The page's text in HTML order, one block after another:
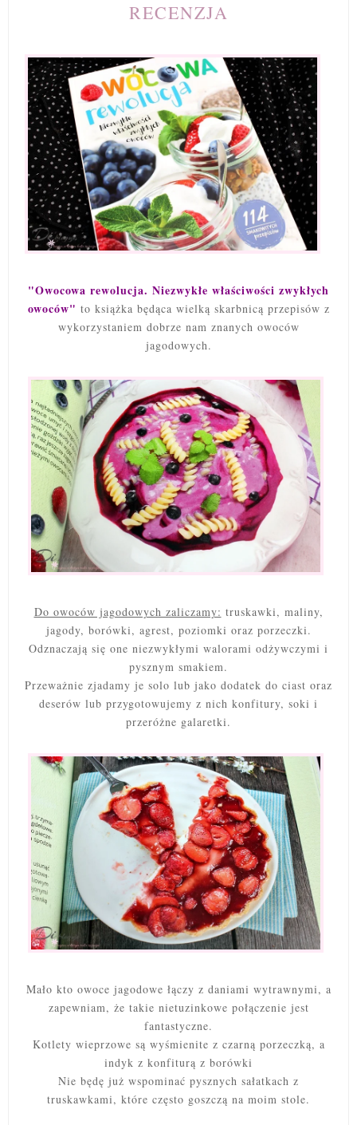
RECENZJA
"Owocowa rewolucja. Niezwykłe właściwości zwykłych
owoców" to książka będąca wielką skarbnicą przepisów z
wykorzystaniem dobrze nam znanych owoców
jagodowych.
Do owoców jagodowych zaliczamy: truskawki, maliny,
jagody, borówki, agrest, poziomki oraz porzeczki.
Odznaczają się one niezwykłymi walorami odżywczymi i
pysznym smakiem.
Przeważnie zjadamy je solo lub jako dodatek do ciast oraz
deserów lub przygotowujemy z nich konfitury, soki i
przeróżne galaretki.
Mało kto owoce jagodowe łączy z daniami wytrawnymi, a
zapewniam, że takie nietuzinkowe połączenie jest
fantastyczne.
Kotlety wieprzowe są wyśmienite z czarną porzeczką, a
indyk z konfiturą z borówki
Nie będę już wspominać pysznych sałatkach z
truskawkami, które często goszczą na moim stole.